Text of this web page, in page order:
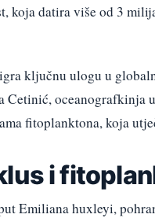
koja datira više od 3
ključnu ulogu u
oceanografkinja
fitoplanktona, koja
i
Emiliana huxleyi,